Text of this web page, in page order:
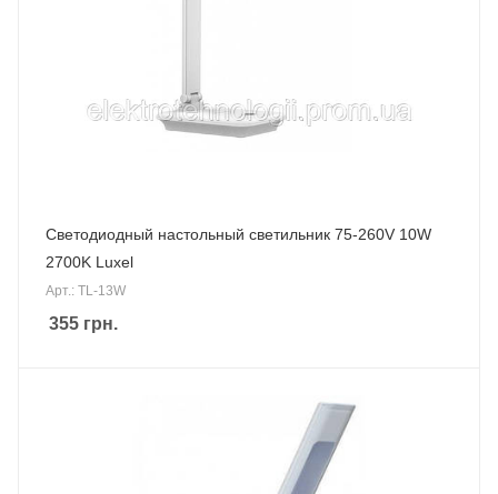
Светодиодный настольный светильник 75-260V 10W
2700K Luxel
Арт.: TL-13W
355 грн.